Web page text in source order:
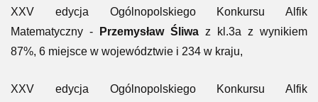
XXV edycja Ogólnopolskiego Konkursu Alfik
Matematyczny -
Przemysław Śliwa z kl.3a z wynikiem
87%, 6 miejsce w województwie i 234 w kraju,
XXV edycja Ogólnopolskiego Konkursu Alfik